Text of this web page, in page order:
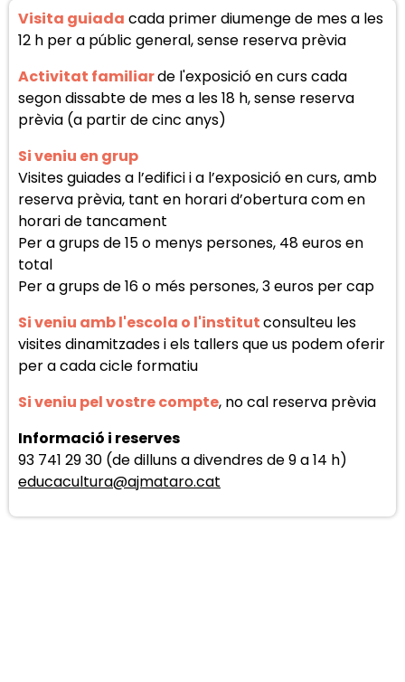
Visita guiada cada primer diumenge de mes a les
12 h per a públic general, sense reserva prèvia
Activitat familiarde l'exposició en curs cada
segon dissabte de mes a les 18 h, sense reserva
prèvia (a partir de cinc anys)
Si veniu en grup
Visites guiades a l’edifici i a l’exposició en curs, amb
reserva prèvia, tant en horari d’obertura com en
horari de tancament
Per a grups de 15 o menys persones, 48 euros en
total
Per a grups de 16 o més persones, 3 euros per cap
Si veniu amb l'escola o l'institutconsulteu les
visites dinamitzades i els tallers que us podem oferir
per a cada cicle formatiu
Si veniu pel vostre compte, no cal reserva prèvia
Informació i reserves
93 741 29 30 (de dilluns a divendres de 9 a 14 h)
educacultura@ajmataro.cat